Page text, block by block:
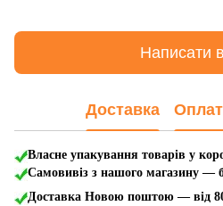
Написати
Доставка
Власне упакування товарів у
Самовивіз з нашого магазину —
Доставка Новою поштою — від